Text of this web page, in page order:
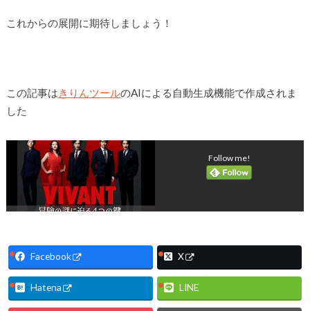
これからの展開に期待しましょう！
この記事はきりんツールのAIによる自動生成機能で作成されま
した
Follow me!
Facebook X
Hatena LINE